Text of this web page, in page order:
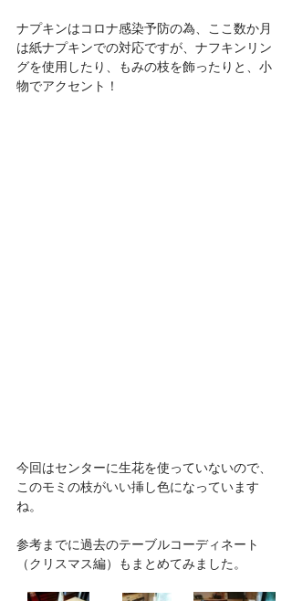
ナプキンはコロナ感染予防の為、ここ数か月
は紙ナプキンでの対応ですが、ナフキンリン
グを使用したり、もみの枝を飾ったりと、小
物でアクセント！
今回はセンターに生花を使っていないので、
このモミの枝がいい挿し色になっています
ね。
参考までに過去のテーブルコーディネート
（クリスマス編）もまとめてみました。